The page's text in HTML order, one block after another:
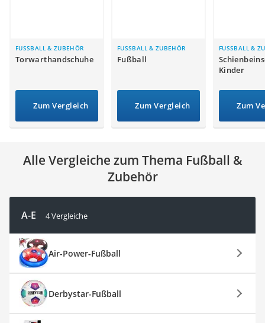
Sicherheitsweste Reiten
Service
FUSSBALL & ZUBEHÖR
Torwarthandschuhe
Zum Vergleich
FUSSBALL & ZUBEHÖR
Fußball
Zum Vergleich
FUSSBALL &
Kinder
Zum
Alle Vergleiche zum Thema Fußball &
Zubehör
A-E 4 Vergleiche
Air-Power-Fußball
Derbystar-Fußball